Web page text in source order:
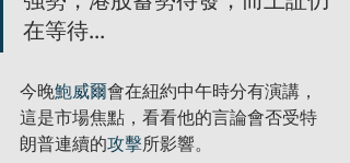
在等待...
今晚鮑威爾會在紐約中午時分有演講，
這是市場焦點，看看他的言論會否受特
朗普連續的攻擊所影響。